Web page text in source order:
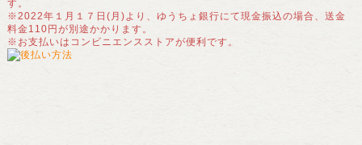
す。
※2022年１月１７日(月)より、ゆうちょ銀行にて現金振込の場合、送金
料金110円が別途かかります。
※お支払いはコンビニエンスストアが便利です。